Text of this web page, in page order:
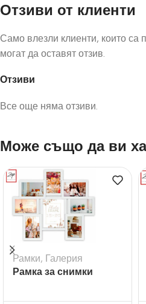
Отзиви от клиенти
Отзиви
Все още няма отзиви.
Само влезли клиенти, които са
могат да оставят отзив.
Може също да ви
Рамки, Галерия
Рамка за снимки